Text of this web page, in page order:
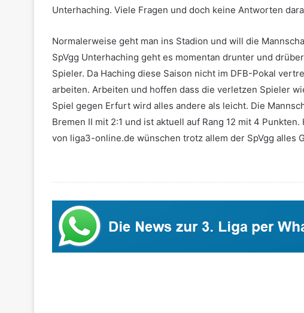
Unterhaching. Viele Fragen und doch keine Antworten
Normalerweise geht man ins Stadion und will die
SpVgg Unterhaching geht es momentan drunter und
Spieler. Da Haching diese Saison nicht im DFB-Pokal
arbeiten. Arbeiten und hoffen dass die verletzen Spieler
Spiel gegen Erfurt wird alles andere als leicht. Die
Bremen II mit 2:1 und ist aktuell auf Rang 12 mit 4
von liga3-online.de wünschen trotz allem der SpVgg alles